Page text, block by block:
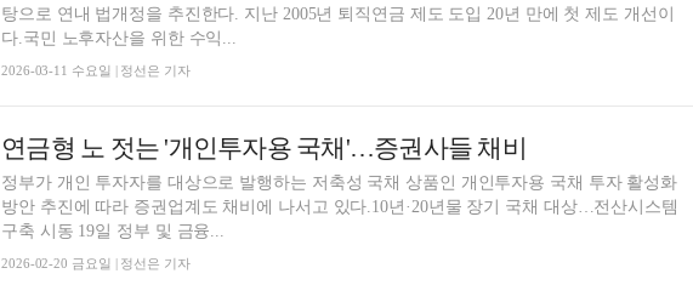
탕으로 연내 법개정을 추진한다. 지난 2005년 퇴직연금 제도 도입 20년 만에 첫 제도 개선이
다.국민 노후자산을 위한 수익...
2026-03-11 수요일 | 정선은 기자
연금형 노 젓는 '개인투자용 국채'…증권사들 채비
정부가 개인 투자자를 대상으로 발행하는 저축성 국채 상품인 개인투자용 국채 투자 활성화
방안 추진에 따라 증권업계도 채비에 나서고 있다.10년·20년물 장기 국채 대상…전산시스템
구축 시동 19일 정부 및 금융...
2026-02-20 금요일 | 정선은 기자